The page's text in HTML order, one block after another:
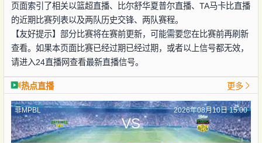
页面索引了相关以篮超直播、比尔舒华夏普尔直播、TA马卡比直播
的近期比赛列表以及两队历史交锋、两队赛程。
【友好提示】部分比赛将在赛前更新，可能需要您在比赛前再刷新
查看。如果本页面比赛已经过期已经过期，或者以上信号都无效，
请进入24直播网查看最新直播信号。
热点直播 更多
菲MPBL 2026年08月10日 15:00
VS